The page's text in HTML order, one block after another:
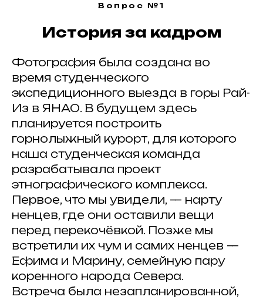
Вопрос №1
История за кадром
Фотография была создана во
время студенческого
экспедиционного выезда в горы Рай-
Из в ЯНАО. В будущем здесь
планируется построить
горнолыжный курорт, для которого
наша студенческая команда
разрабатывала проект
этнографического комплекса.
Первое, что мы увидели, — нарту
ненцев, где они оставили вещи
перед перекочёвкой. Позже мы
встретили их чум и самих ненцев —
Ефима и Марину, семейную пару
коренного народа Севера.
Встреча была незапланированной,